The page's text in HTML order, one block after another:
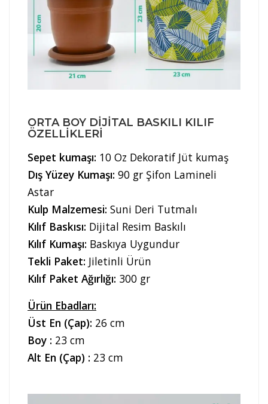
ORTA BOY DIJITAL BASKILI KILIF
ÖZELLIKLERI
Sepet kumaşı: 10 Oz Dekoratif Jüt kumaş
Dış Yüzey Kumaşı: 90 gr Şifon Lamineli
Astar
Kulp Malzemesi: Suni Deri Tutmalı
Kılıf Baskısı: Dijital Resim Baskılı
Kılıf Kumaşı: Baskıya Uygundur
Tekli Paket: Jiletinli Ürün
Kılıf Paket Ağırlığı: 300 gr
Ürün Ebadları:
Üst En (Çap): 26 cm
Boy : 23 cm
Alt En (Çap) : 23 cm